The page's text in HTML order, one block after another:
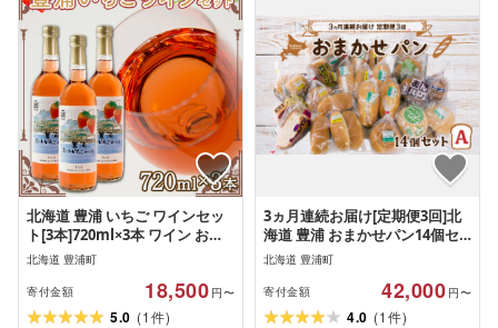
北海道 豊浦 いちご ワインセッ
ト[3本]720ml×3本 ワイン お酒
酒 甘口 常温 北海道 豊浦町 送料
無料
北海道 豊浦町
寄付金額 18,500 円〜
5.0 (1件)
3ヵ月連続お届け[定期便3回]北
海道 豊浦 おまかせパン14個セ
ットA
北海道 豊浦町
寄付金額 42,000 円〜
4.0 (1件)